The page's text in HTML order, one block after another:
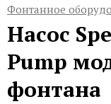
Фонтанное
Насос
Pump
фонтана